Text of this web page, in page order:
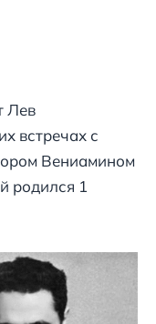
Лев
встречах с
Вениамином
родился 1